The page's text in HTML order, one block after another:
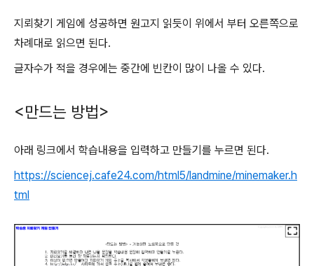
지뢰찾기 게임에 성공하면 원고지 읽듯이 위에서 부터 오른쪽으로
차례대로 읽으면 된다.
글자수가 적을 경우에는 중간에 빈칸이 많이 나올 수 있다.
<만드는 방법>
아래 링크에서 학습내용을 입력하고 만들기를 누르면 된다.
https://sciencej.cafe24.com/html5/landmine/minemaker.h
tml